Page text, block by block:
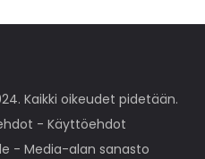
Kaikki oikeudet pidetään.
- Käyttöehdot
- Media-alan sanasto